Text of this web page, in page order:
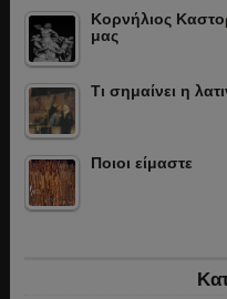
Κορνήλιος
μας
Τι σημαίνει η
Ποιοι είμαστε